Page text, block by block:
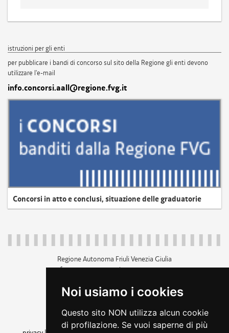
Noi usiamo i cookies
Questo sito NON utilizza alcun cookie
di profilazione. Se vuoi saperne di più
istruzioni per gli enti
per pubblicare i bandi di concorso sul sito della Regione gli enti devono
utilizzare l'e-mail
info.concorsi.aall@regione.fvg.it
Concorsi in atto e conclusi, situazione delle graduatorie
Regione Autonoma Friuli Venezia Giulia
c.f. 80014930327; p.iva 00526040324
+39 040 3771111
amministrazione trasparente